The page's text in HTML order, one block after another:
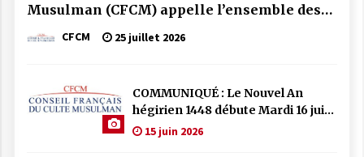
Musulman (CFCM) appelle l’ensemble des
mosquées de France à se mobiliser par la
prière et la solidarité face aux incendies qui
CFCM 25 juillet 2026
COMMUNIQUÉ : Le Nouvel An
hégirien 1448 débute Mardi 16 juin
202615 juin 2026